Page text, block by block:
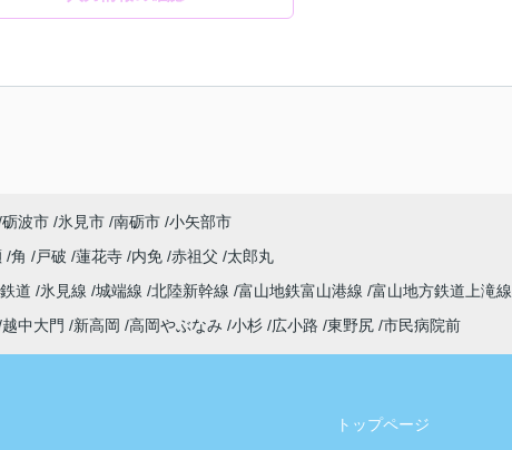
砺波市 氷見市 南砺市 小矢部市
角 戸破 蓮花寺 内免 赤祖父
太郎丸
道 氷見線 城端線 北陸新幹線 富山地鉄富山港線 富山地方鉄道上滝線
越中大門 新高岡 高岡やぶなみ 小杉 広小路 東野尻 市民病院前
トップページ